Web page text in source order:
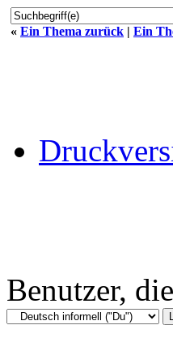
« Ein Thema zurück | Ein
Benutzer,